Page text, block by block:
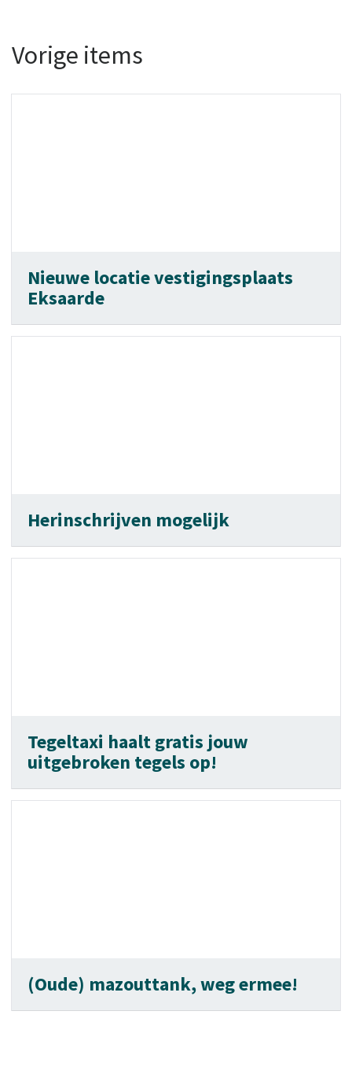
Vorige items
Nieuwe locatie vestigingsplaats
Eksaarde
Herinschrijven mogelijk
Tegeltaxi haalt gratis jouw
uitgebroken tegels op!
(Oude) mazouttank, weg ermee!